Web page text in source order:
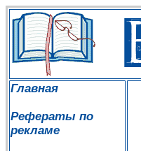
Главная
Рефераты по
рекламе